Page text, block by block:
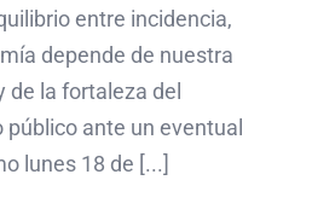
entre incidencia,
depende de nuestra
de la fortaleza del
ante un eventual
lunes 18 de [...]